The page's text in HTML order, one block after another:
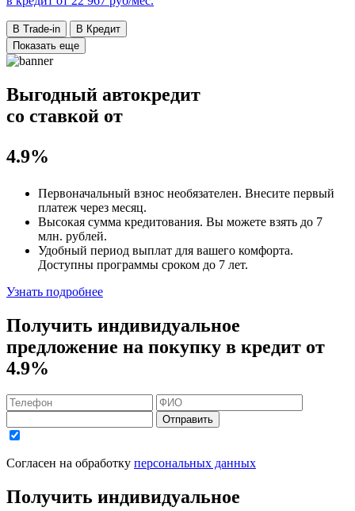
В Trade-in
В Кредит
Показать еще
Выгодный автокредит
со ставкой от
4.9%
Первоначальный взнос необязателен. Внесите первый
платеж через месяц.
Высокая сумма кредитования. Вы можете взять до 7
млн. рублей.
Удобный период выплат для вашего комфорта.
Доступны программы сроком до 7 лет.
Узнать подробнее
Получить индивидуальное
предложение на покупку в кредит от
4.9%
Отправить
Согласен на обработку персональных данных
Получить индивидуальное